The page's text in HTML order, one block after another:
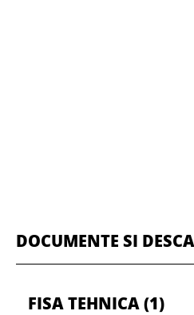
DOCUMENTE SI
FISA TEHNICA(1)